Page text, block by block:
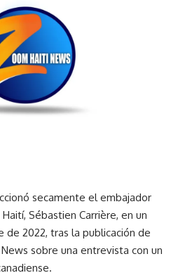
secamente el embajador
Sébastien Carrière, en un
2022, tras la publicación de
sobre una entrevista con un